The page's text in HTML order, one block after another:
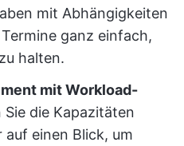
mit Abhängigkeiten
ganz einfach,
halten.
mit Workload-
die Kapazitäten
einen Blick, um